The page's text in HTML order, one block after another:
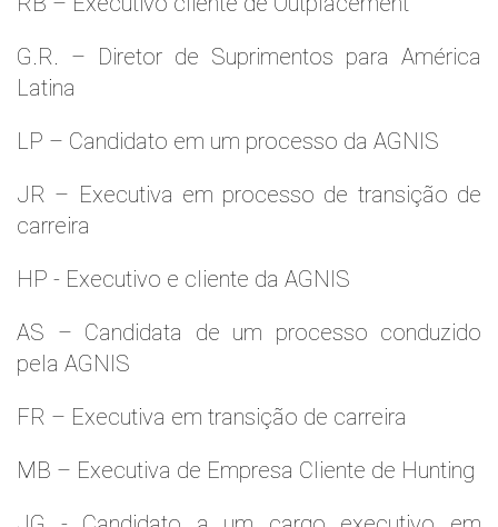
G.R. – Diretor de Suprimentos para América
Latina
LP – Candidato em um processo da AGNIS
JR – Executiva em processo de transição de
carreira
HP - Executivo e cliente da AGNIS
AS – Candidata de um processo conduzido
pela AGNIS
FR – Executiva em transição de carreira
MB – Executiva de Empresa Cliente de Hunting